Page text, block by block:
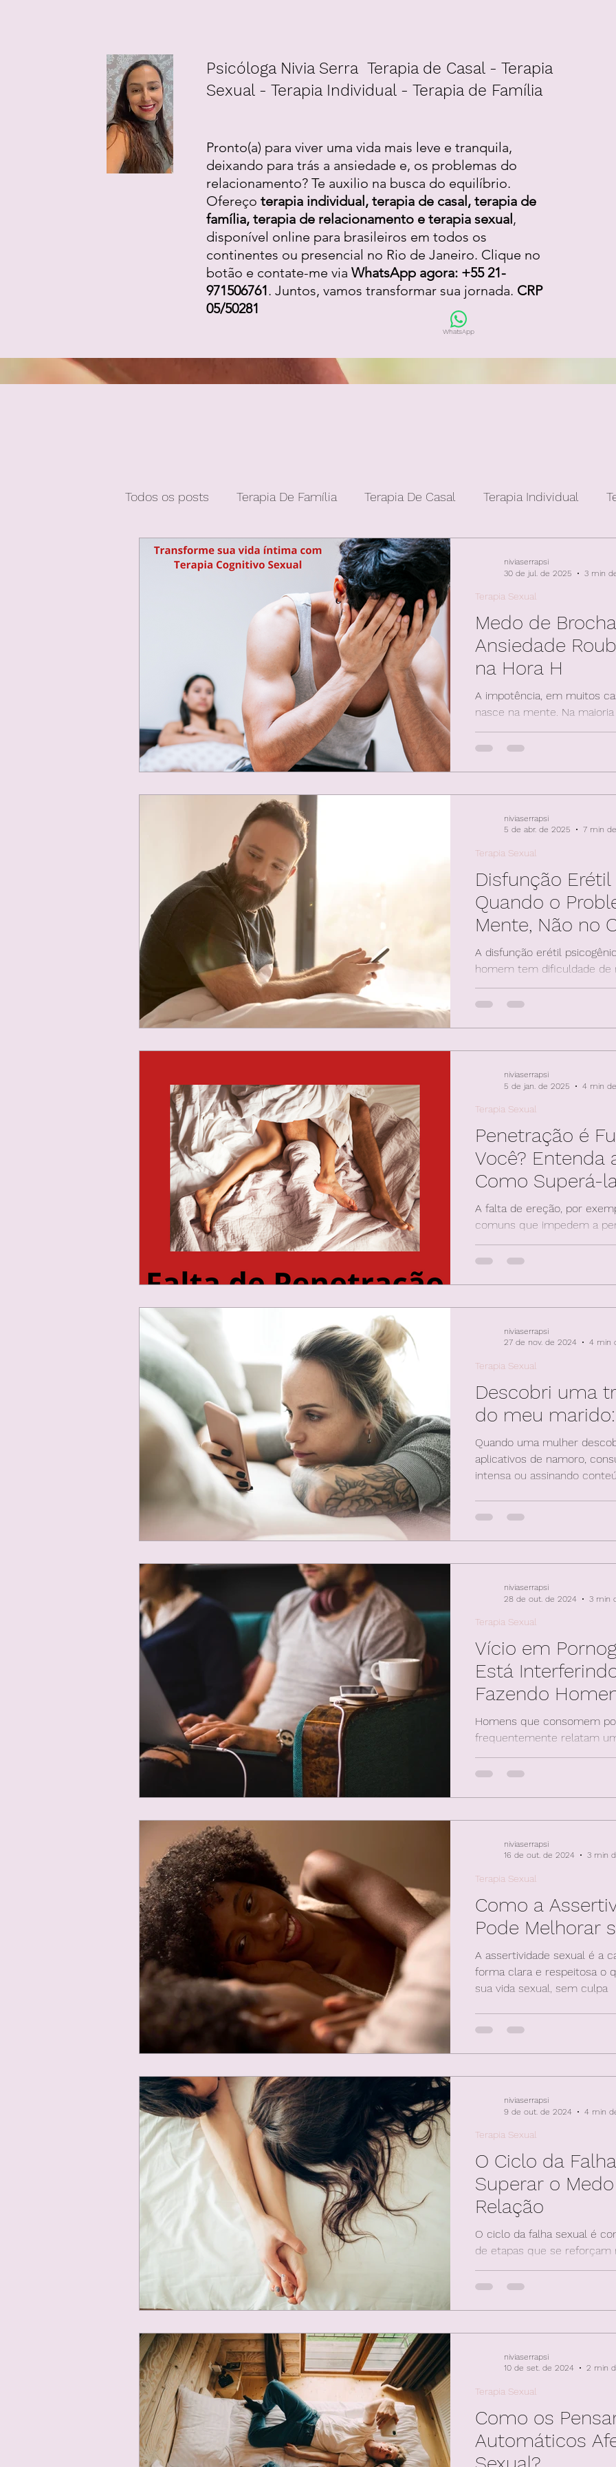
Psicóloga Nivia Serra Terapia de Casal - Terapia
Sexual - Terapia Individual - Terapia de Família
Pronto(a) para viver uma vida mais leve e tranquila,
deixando para trás a ansiedade e, os problemas do
relacionamento? Te auxilio na busca do equilíbrio.
Ofereço terapia individual, terapia de casal, terapia de
família, terapia de relacionamento e terapia sexual,
disponível online para brasileiros em todos os
continentes ou presencial no Rio de Janeiro. Clique no
botão e contate-me via WhatsApp agora: +55 21-
971506761. Juntos, vamos transformar sua jornada. CRP
05/50281
Todos os posts Terapia De Família Terapia De Casal Terapia Individual
Medo de
Ansiedade
na Hora H
A impotência, em muitos
nasce na mente. Na maioria das vezes, não há uma
causa orgânica grave por
existe é um ciclo de
menos capaz, menos viril,
autoestima, autoconfiança
Terapia Sexual
niviaserrapsi
30 de jul. de 2025
3 min
Disfunção Erétil
Quando o
Mente, Não no
A disfunção erétil
homem tem dificuldade de
ereção por motivos
Terapia Sexual
niviaserrapsi
5 de abr. de 2025
7 min
Penetração é
Você? Entenda
Como Superá-
Cognitivo-
A falta de ereção, por
comuns que impedem a
homens, esse desafio se
Terapia Sexual
niviaserrapsi
5 de jan. de 2025
4 min
Descobri uma
do meu
Quando uma mulher
aplicativos de namoro,
intensa ou assinando
Terapia Sexual
niviaserrapsi
27 de nov. de 2024
4 min
Vício em
Está
Fazendo
Controle
Homens que consomem
frequentemente relatam
negativos que interferem
Terapia Sexual
niviaserrapsi
28 de out. de 2024
3 min
Como a
Pode Melhorar
A assertividade sexual é a
forma clara e respeitosa o
sua vida sexual, sem culpa
Terapia Sexual
niviaserrapsi
16 de out. de 2024
3 min
O Ciclo da
Superar o
Relação
O ciclo da falha sexual é
de etapas que se
do fracasso, emoções
Terapia Sexual
niviaserrapsi
9 de out. de 2024
4 min
Como os
Automáticos
Terapia Sexual
niviaserrapsi
10 de set. de 2024
2 min
WhatsApp